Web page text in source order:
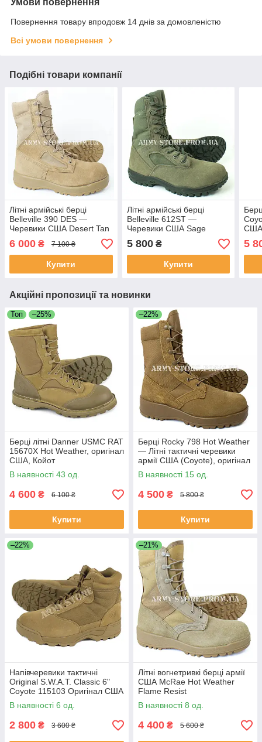
Повернення товару впродовж 14 днів за домовленістю
Всі умови повернення
Подібні товари компанії
Літні армійські берці
Belleville 390 DES —
Черевики США Desert Tan
оригінал
6 000 ₴ 7 100 ₴
Купити
Літні армійські берці
Belleville 612ST —
Черевики США Sage
Green зі сталевим носком
5 800₴
Купити
США
5
Акційні пропозиції та новинки
Топ –25%
Берці літні Danner USMC RAT
15670X Hot Weather, оригінал
США, Койот
В наявності 43 од.
4 600 ₴ 6 100 ₴
Купити
–22%
Берці Rocky 798 Hot Weather
— Літні тактичні черевики
армії США (Coyote), оригінал
В наявності 15 од.
4 500 ₴ 5 800 ₴
Купити
–22%
Напівчеревики тактичні
Original S.W.A.T. Classic 6"
Coyote 115103 Оригінал США
В наявності 6 од.
2 800 ₴ 3 600 ₴
–21%
Літні вогнетривкі берці армії
США McRae Hot Weather
Flame Resist
В наявності 8 од.
4 400 ₴ 5 600 ₴